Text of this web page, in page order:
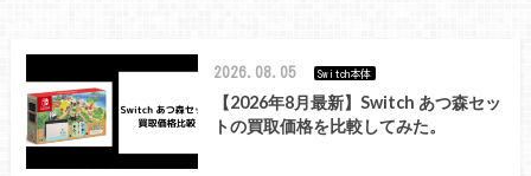
2026.08.05 Switch本体
【2026年8月最新】Switch あつ森セッ
トの買取価格を比較してみた。